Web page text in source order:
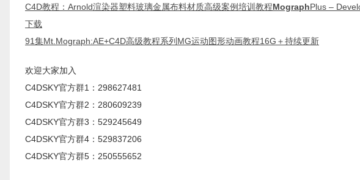
C4D教程：Arnold渲染器塑料玻璃金属布料材质高级案例培训教程MographPlus –
下载
91集Mt.Mograph:AE+C4D高级教程系列MG运动图形动画教程16G＋持续更新
欢迎大家加入
C4DSKY官方群1：298627481
C4DSKY官方群2：280609239
C4DSKY官方群3：529245649
C4DSKY官方群4：529837206
C4DSKY官方群5：250555652